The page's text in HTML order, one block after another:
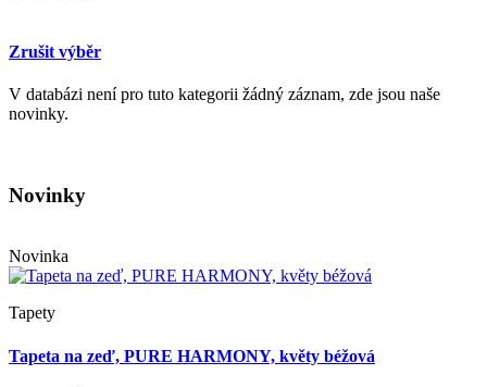
Zrušit výběr
V databázi není pro tuto kategorii žádný záznam, zde jsou naše
novinky.
Novinky
Novinka
Tapety
Tapeta na zeď, PURE HARMONY, květy béžová